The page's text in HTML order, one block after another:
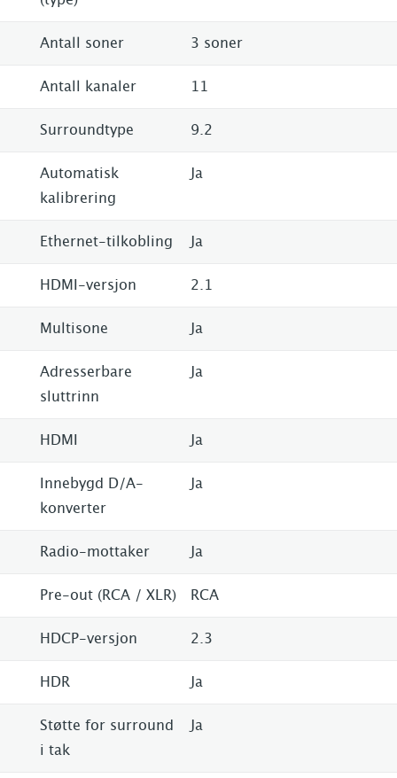
Antall soner 3 soner
Antall kanaler 11
Surroundtype 9.2
Automatisk
kalibrering
Ja
Ethernet-tilkobling Ja
HDMI-versjon 2.1
Multisone Ja
Adresserbare
sluttrinn
Ja
HDMI Ja
Innebygd D/A-
konverter
Ja
Radio-mottaker Ja
Pre-out (RCA / XLR) RCA
HDCP-versjon 2.3
HDR Ja
Støtte for surround
i tak
Ja